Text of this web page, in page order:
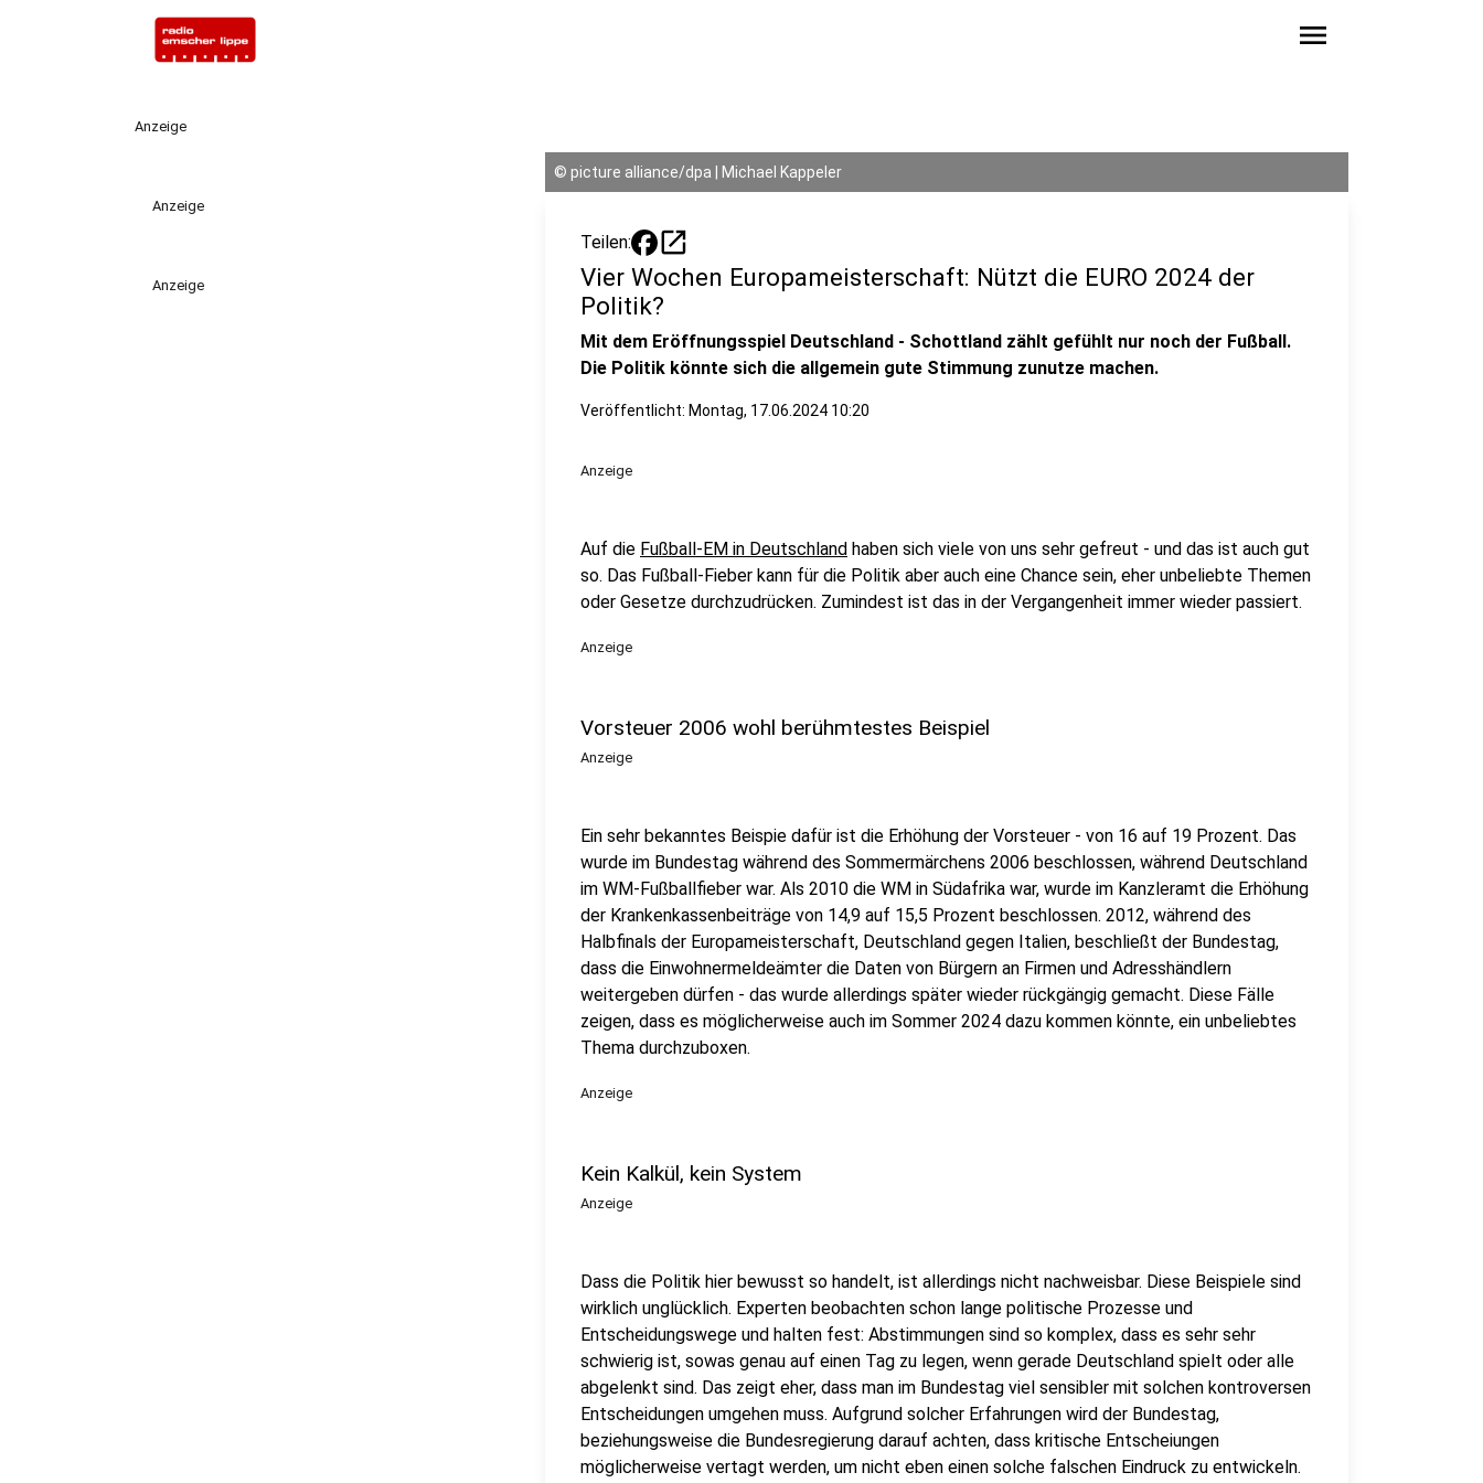
menu
Anzeige
Anzeige
Anzeige
© picture alliance/dpa | Michael Kappeler
Teilen: open_in_new
Vier Wochen Europameisterschaft: Nützt die EURO 2024 der
Politik?
Mit dem Eröffnungsspiel Deutschland - Schottland zählt gefühlt nur noch der Fußball.
Die Politik könnte sich die allgemein gute Stimmung zunutze machen.
Veröffentlicht: Montag, 17.06.2024 10:20
Anzeige
Auf die Fußball-EM in Deutschland haben sich viele von uns sehr gefreut - und das ist auch gut
so. Das Fußball-Fieber kann für die Politik aber auch eine Chance sein, eher unbeliebte Themen
oder Gesetze durchzudrücken. Zumindest ist das in der Vergangenheit immer wieder passiert.
Anzeige
Vorsteuer 2006 wohl berühmtestes Beispiel
Anzeige
Ein sehr bekanntes Beispie dafür ist die Erhöhung der Vorsteuer - von 16 auf 19 Prozent. Das
wurde im Bundestag während des Sommermärchens 2006 beschlossen, während Deutschland
im WM-Fußballfieber war. Als 2010 die WM in Südafrika war, wurde im Kanzleramt die Erhöhung
der Krankenkassenbeiträge von 14,9 auf 15,5 Prozent beschlossen. 2012, während des
Halbfinals der Europameisterschaft, Deutschland gegen Italien, beschließt der Bundestag,
dass die Einwohnermeldeämter die Daten von Bürgern an Firmen und Adresshändlern
weitergeben dürfen - das wurde allerdings später wieder rückgängig gemacht. Diese Fälle
zeigen, dass es möglicherweise auch im Sommer 2024 dazu kommen könnte, ein unbeliebtes
Thema durchzuboxen.
Anzeige
Kein Kalkül, kein System
Anzeige
Dass die Politik hier bewusst so handelt, ist allerdings nicht nachweisbar. Diese Beispiele sind
wirklich unglücklich. Experten beobachten schon lange politische Prozesse und
Entscheidungswege und halten fest: Abstimmungen sind so komplex, dass es sehr sehr
schwierig ist, sowas genau auf einen Tag zu legen, wenn gerade Deutschland spielt oder alle
abgelenkt sind. Das zeigt eher, dass man im Bundestag viel sensibler mit solchen kontroversen
Entscheidungen umgehen muss. Aufgrund solcher Erfahrungen wird der Bundestag,
beziehungsweise die Bundesregierung darauf achten, dass kritische Entscheiungen
möglicherweise vertagt werden, um nicht eben einen solche falschen Eindruck zu entwickeln.